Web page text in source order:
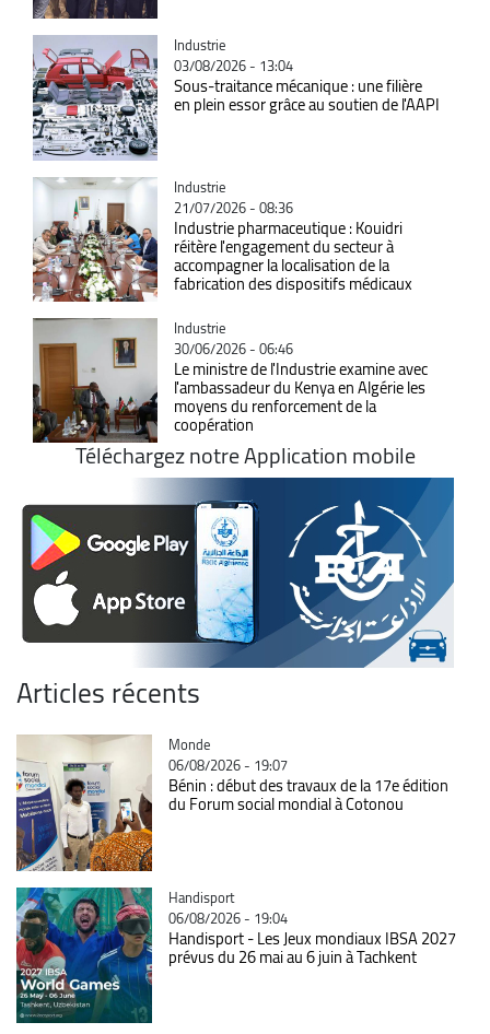
Catégorie
Industrie
03/08/2026 - 13:04
Sous-traitance mécanique : une filière
en plein essor grâce au soutien de l'AAPI
Catégorie
Industrie
21/07/2026 - 08:36
Industrie pharmaceutique : Kouidri
réitère l'engagement du secteur à
accompagner la localisation de la
fabrication des dispositifs médicaux
Catégorie
Industrie
30/06/2026 - 06:46
Le ministre de l'Industrie examine avec
l'ambassadeur du Kenya en Algérie les
moyens du renforcement de la
coopération
Téléchargez notre Application mobile
Articles récents
Catégorie
Monde
06/08/2026 - 19:07
Bénin : début des travaux de la 17e édition
du Forum social mondial à Cotonou
Catégorie
Handisport
06/08/2026 - 19:04
Handisport - Les Jeux mondiaux IBSA 2027
prévus du 26 mai au 6 juin à Tachkent